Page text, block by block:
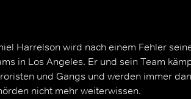
Harrelson wird nach einem Fehler
in Los Angeles. Er und sein Team
und Gangs und werden immer
nicht mehr weiterwissen.